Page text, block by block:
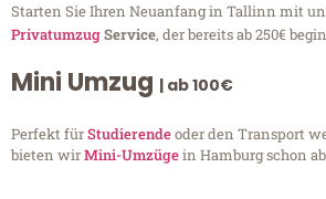
Starten Sie Ihren Neuanfang in Tallinn mit
PrivatumzugService, der bereits ab 250€
Mini Umzug | ab 100€
Perfekt fürStudierendeoder den Transport
bieten wirMini-Umzügein Hamburg schon ab